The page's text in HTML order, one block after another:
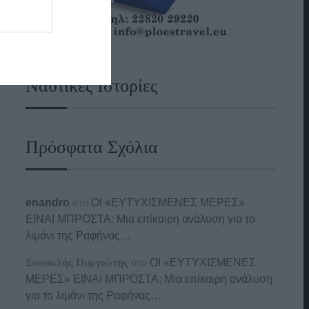
Ναυτικές Ιστορίες
Πρόσφατα Σχόλια
enandro στο ΟΙ «ΕΥΤΥΧΙΣΜΕΝΕΣ ΜΕΡΕΣ»
ΕΙΝΑΙ ΜΠΡΟΣΤΑ: Μια επίκαιρη ανάλυση για το
λιμάνι της Ραφήνας…
Σοφοκλής Πυργιώτης στο ΟΙ «ΕΥΤΥΧΙΣΜΕΝΕΣ
ΜΕΡΕΣ» ΕΙΝΑΙ ΜΠΡΟΣΤΑ: Μια επίκαιρη ανάλυση
για το λιμάνι της Ραφήνας…